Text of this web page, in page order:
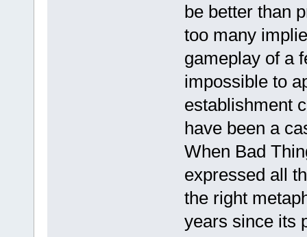
be better than
too many
gameplay of a
impossible to
establishment
have been a
When Bad
expressed all
the right
years since its